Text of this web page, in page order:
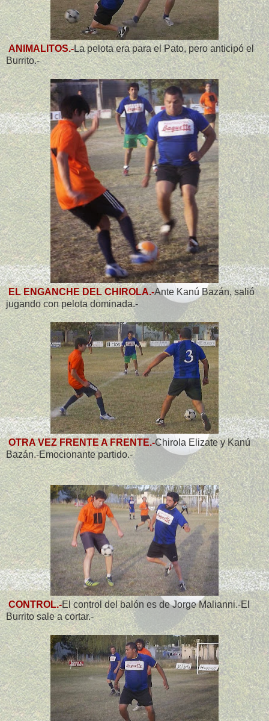
ANIMALITOS.-La pelota era para el Pato, pero anticipó el
Burrito.-
EL ENGANCHE DEL CHIROLA.-Ante Kanú Bazán, salió
jugando con pelota dominada.-
OTRA VEZ FRENTE A FRENTE.-Chirola Elizate y Kanú
Bazán.-Emocionante partido.-
CONTROL.-El control del balón es de Jorge Malianni.-El
Burrito sale a cortar.-